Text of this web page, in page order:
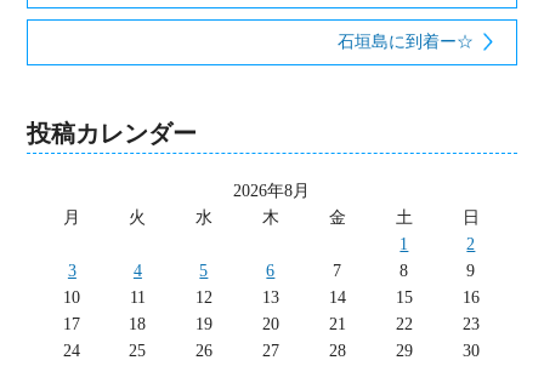
石垣島に到着ー☆
投稿カレンダー
2026年8月
月
火 水 木 金 土
日
1
2
3
4 5 6 7 8
9
10
11 12 13 14 15
16
17
18 19 20 21 22
23
24
25 26 27 28 29
30